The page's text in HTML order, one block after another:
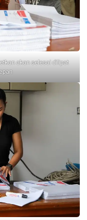
akan selesai dilipat